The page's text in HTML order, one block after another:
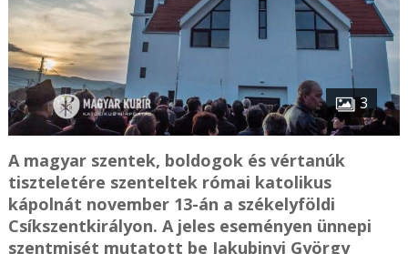
3
A magyar szentek, boldogok és vértanúk
tiszteletére szenteltek római katolikus
kápolnát november 13-án a székelyföldi
Csíkszentkirályon. A jeles eseményen ünnepi
szentmisét mutatott be Jakubinyi György